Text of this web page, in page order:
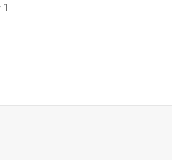
1